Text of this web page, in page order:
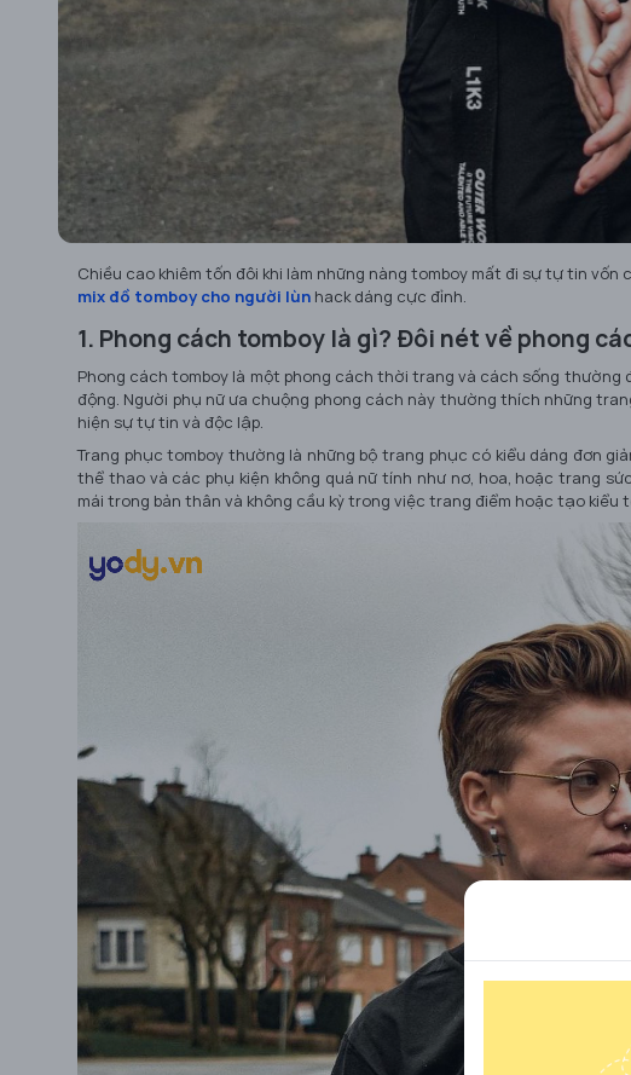
Chiều cao khiêm tốn đôi khi làm những nàng tomboy mất đi sự tự tin vốn
mix đồ tomboy cho người lùn hack dáng cực đỉnh.
1. Phong cách tomboy là gì? Đôi nét về phong
Phong cách tomboy là một phong cách thời trang và cách sống thường
động. Người phụ nữ ưa chuộng phong cách này thường thích những
hiện sự tự tin và độc lập.
Trang phục tomboy thường là những bộ trang phục có kiểu dáng đơn
thể thao và các phụ kiện không quá nữ tính như nơ, hoa, hoặc trang
mái trong bản thân và không cầu kỳ trong việc trang điểm hoặc tạo kiểu